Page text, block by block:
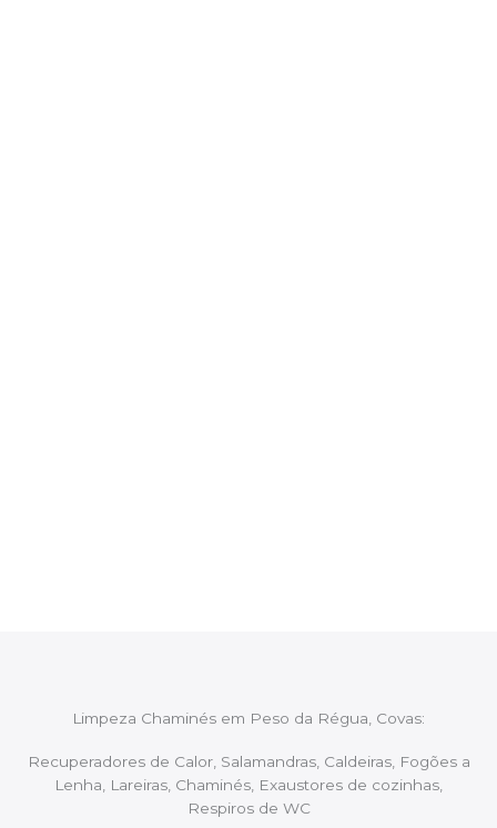
Limpeza Chaminés em Peso da Régua, Covas:
Recuperadores de Calor, Salamandras, Caldeiras, Fogões a
Lenha, Lareiras, Chaminés, Exaustores de cozinhas,
Respiros de WC